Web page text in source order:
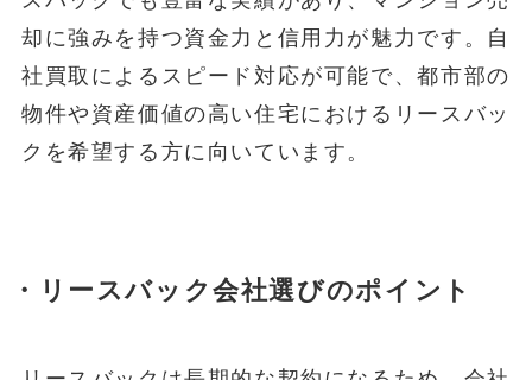
却に強みを持つ資金力と信用力が魅力です。自
社買取によるスピード対応が可能で、都市部の
物件や資産価値の高い住宅におけるリースバッ
クを希望する方に向いています。
・リースバック会社選びのポイント